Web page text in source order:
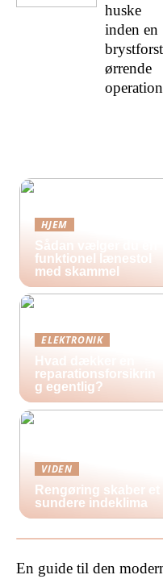
huske
inden en
brystforst
ørrende
operation
HJEM
Sådan vælger du en
funktionel lænestol
med skammel
ELEKTRONIK
Hvad dækker en
reparationsforsikrin
g egentlig?
VIDEN
Rengøring skaber et
sundere indeklima
En guide til den